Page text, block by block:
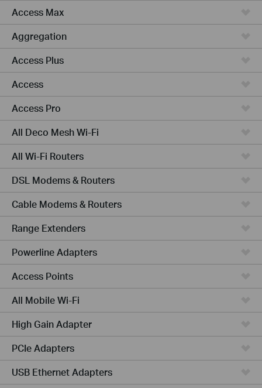
Access Max
Aggregation
Access Plus
Access
Access Pro
All Deco Mesh Wi-Fi
All Wi-Fi Routers
DSL Modems & Routers
Cable Modems & Routers
Range Extenders
Powerline Adapters
Access Points
All Mobile Wi-Fi
High Gain Adapter
PCIe Adapters
USB Ethernet Adapters